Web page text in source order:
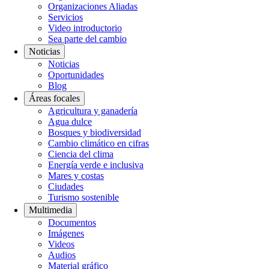
Organizaciones Aliadas
Servicios
Video introductorio
Sea parte del cambio
Noticias
Noticias
Oportunidades
Blog
Áreas focales
Agricultura y ganadería
Agua dulce
Bosques y biodiversidad
Cambio climático en cifras
Ciencia del clima
Energía verde e inclusiva
Mares y costas
Ciudades
Turismo sostenible
Multimedia
Documentos
Imágenes
Videos
Audios
Material gráfico